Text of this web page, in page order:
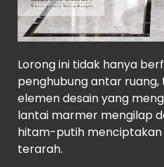
Lorong ini tidak hanya
penghubung antar
elemen desain yang
lantai marmer mengilap
hitam-putih menciptakan
terarah.